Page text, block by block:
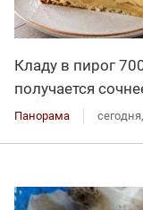
Кладу в пирог
получается
Панорама